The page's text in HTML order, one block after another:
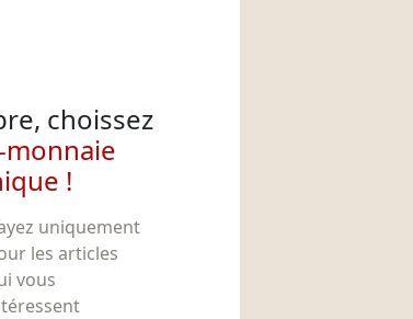
choissez
!
uniquement
les articles
vous